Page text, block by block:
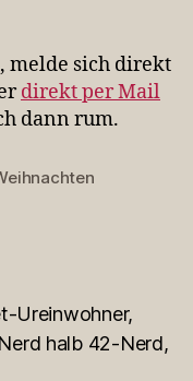
melde sich direkt
direkt per Mail
dann rum.
Ureinwohner,
halb 42-Nerd,